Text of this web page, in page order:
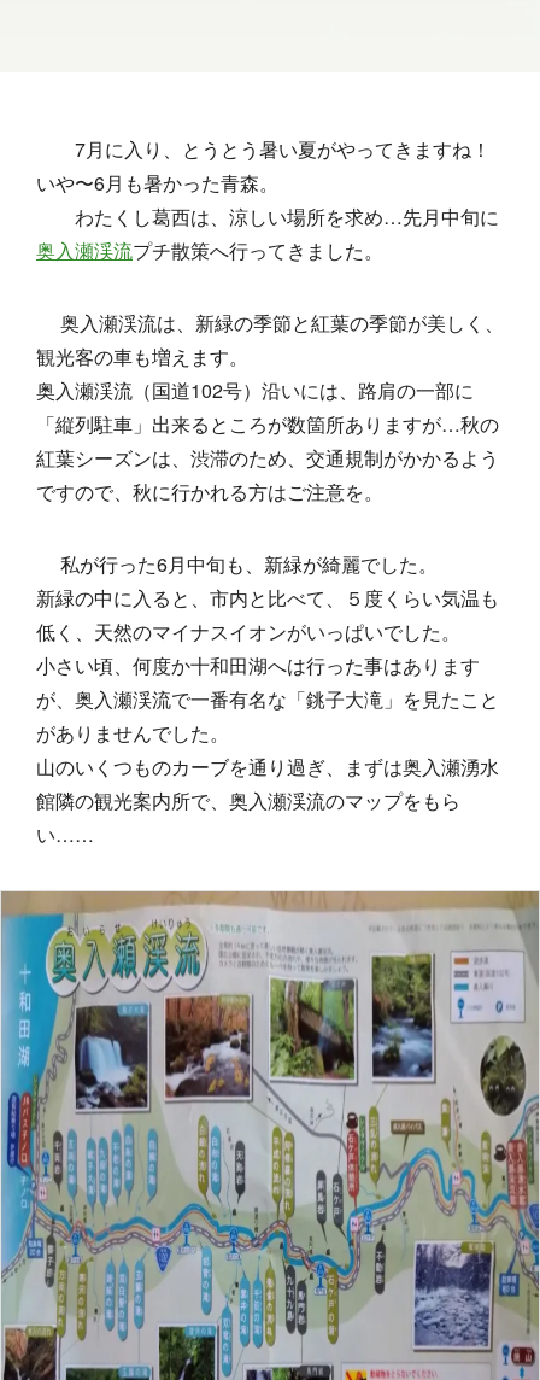
7月に入り、とうとう暑い夏がやってきますね！
いや〜6月も暑かった青森。
わたくし葛西は、涼しい場所を求め…先月中旬に
奥入瀬渓流プチ散策へ行ってきました。
奥入瀬渓流は、新緑の季節と紅葉の季節が美しく、
観光客の車も増えます。
奥入瀬渓流（国道102号）沿いには、路肩の一部に
「縦列駐車」出来るところが数箇所ありますが…秋の
紅葉シーズンは、渋滞のため、交通規制がかかるよう
ですので、秋に行かれる方はご注意を。
私が行った6月中旬も、新緑が綺麗でした。
新緑の中に入ると、市内と比べて、５度くらい気温も
低く、天然のマイナスイオンがいっぱいでした。
小さい頃、何度か十和田湖へは行った事はあります
が、奥入瀬渓流で一番有名な「銚子大滝」を見たこと
がありませんでした。
山のいくつものカーブを通り過ぎ、まずは奥入瀬湧水
館隣の観光案内所で、奥入瀬渓流のマップをもら
い……